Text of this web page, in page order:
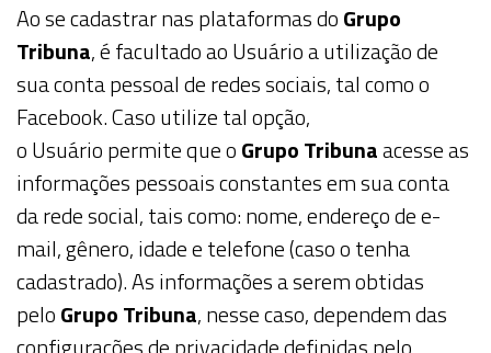
Ao se cadastrar nas plataformas doGrupo
Tribuna, é facultado aoUsuárioa utilização de
sua conta pessoal de redes sociais, tal como o
Facebook. Caso utilize tal opção,
oUsuáriopermite que oGrupo Tribunaacesse as
informações pessoais constantes em sua conta
da rede social, tais como: nome, endereço de e-
mail, gênero, idade e telefone (caso o tenha
cadastrado). As informações a serem obtidas
peloGrupo Tribuna, nesse caso, dependem das